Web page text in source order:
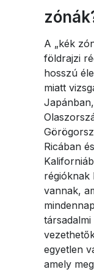
A „kék
földrajzi
hosszú
miatt
Ricában
régióknak
vannak,
egyetlen
amely